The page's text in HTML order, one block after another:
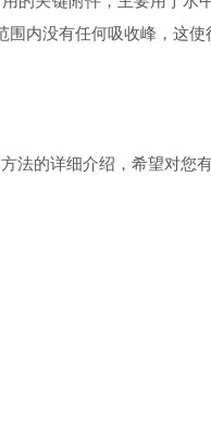
内没有任何吸收峰，这
的详细介绍，希望对您有